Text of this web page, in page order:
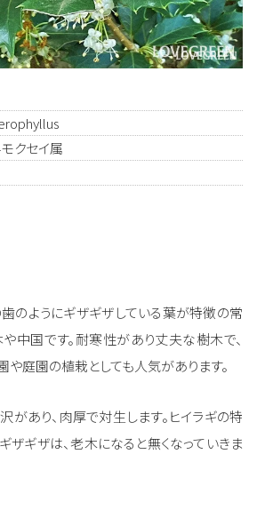
クセイ属
歯のようにギザギザしている葉が特徴の常
中国です。耐寒性があり丈夫な樹木で、
や庭園の植栽としても人気があります。
があり、肉厚で対生します。ヒイラギの特
ザギザは、老木になると無くなっていきま